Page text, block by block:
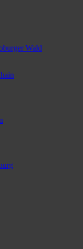
Wald